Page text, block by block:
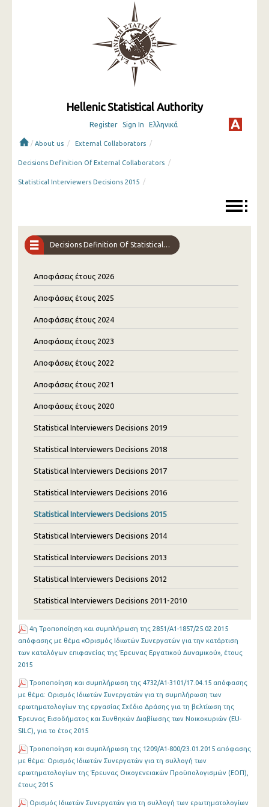
Hellenic Statistical Authority
Register Sign In Ελληνικά
/ About us / External Collaborators /
Decisions Definition Of External Collaborators /
Statistical Interviewers Decisions 2015 /
Decisions Definition Of Statistical Interviewers
Αποφάσεις έτους 2026
Αποφάσεις έτους 2025
Αποφάσεις έτους 2024
Αποφάσεις έτους 2023
Αποφάσεις έτους 2022
Αποφάσεις έτους 2021
Αποφάσεις έτους 2020
Statistical Interviewers Decisions 2019
Statistical Interviewers Decisions 2018
Statistical Interviewers Decisions 2017
Statistical Interviewers Decisions 2016
Statistical Interviewers Decisions 2015
Statistical Interviewers Decisions 2014
Statistical Interviewers Decisions 2013
Statistical Interviewers Decisions 2012
Statistical Interviewers Decisions 2011-2010
4η Τροποποίηση και συμπλήρωση της 2851/Α1-1857/25.02.2015
απόφασης με θέμα «Ορισμός Ιδιωτών Συνεργατών για την κατάρτιση
των καταλόγων επιφανείας της Έρευνας Εργατικού Δυναμικού», έτους
2015
Τροποποίηση και συμπλήρωση της 4732/Α1-3101/17.04.15 απόφασης
με θέμα: Ορισμός Ιδιωτών Συνεργατών για τη συμπλήρωση των
ερωτηματολογίων της εργασίας Σχέδιο Δράσης για τη βελτίωση της
Έρευνας Εισοδήματος και Συνθηκών Διαβίωσης των Νοικοκυριών (EU-
SILC), για το έτος 2015
Τροποποίηση και συμπλήρωση της 1209/Α1-800/23.01.2015 απόφασης
με θέμα: Ορισμός Ιδιωτών Συνεργατών για τη συλλογή των
ερωτηματολογίων της Έρευνας Οικογενειακών Προϋπολογισμών (ΕΟΠ),
έτους 2015
Ορισμός Ιδιωτών Συνεργατών για τη συλλογή των ερωτηματολογίων